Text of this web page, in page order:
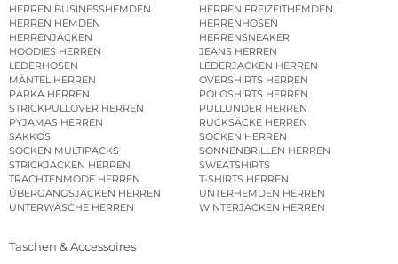
HERREN BUSINESSHEMDEN
HERREN FREIZEITHEMDEN
HERREN HEMDEN
HERRENHOSEN
HERRENJACKEN
HERRENSNEAKER
HOODIES HERREN
JEANS HERREN
LEDERHOSEN
LEDERJACKEN HERREN
MÄNTEL HERREN
OVERSHIRTS HERREN
PARKA HERREN
POLOSHIRTS HERREN
STRICKPULLOVER HERREN
PULLUNDER HERREN
PYJAMAS HERREN
RUCKSÄCKE HERREN
SAKKOS
SOCKEN HERREN
SOCKEN MULTIPACKS
SONNENBRILLEN HERREN
STRICKJACKEN HERREN
SWEATSHIRTS
TRACHTENMODE HERREN
T-SHIRTS HERREN
ÜBERGANGSJACKEN HERREN
UNTERHEMDEN HERREN
UNTERWÄSCHE HERREN
WINTERJACKEN HERREN
Taschen & Accessoires